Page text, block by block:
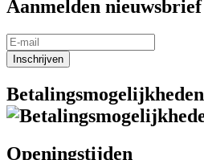
Aanmelden nieuwsbrief
Inschrijven
Betalingsmogelijkheden
Openingstijden